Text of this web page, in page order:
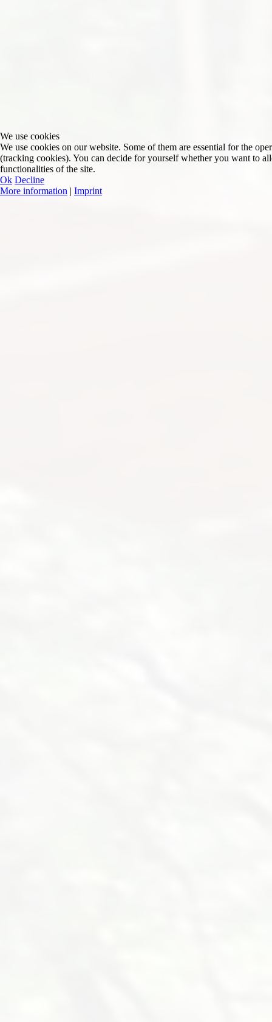
We use cookies
We use cookies on our website. Some of them are essential for the
(tracking cookies). You can decide for yourself whether you want to
functionalities of the site.
Ok Decline
More information | Imprint